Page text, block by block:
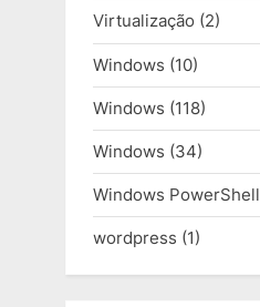
Virtualização (2)
Windows (10)
Windows (118)
Windows (34)
Windows PowerShell
wordpress (1)